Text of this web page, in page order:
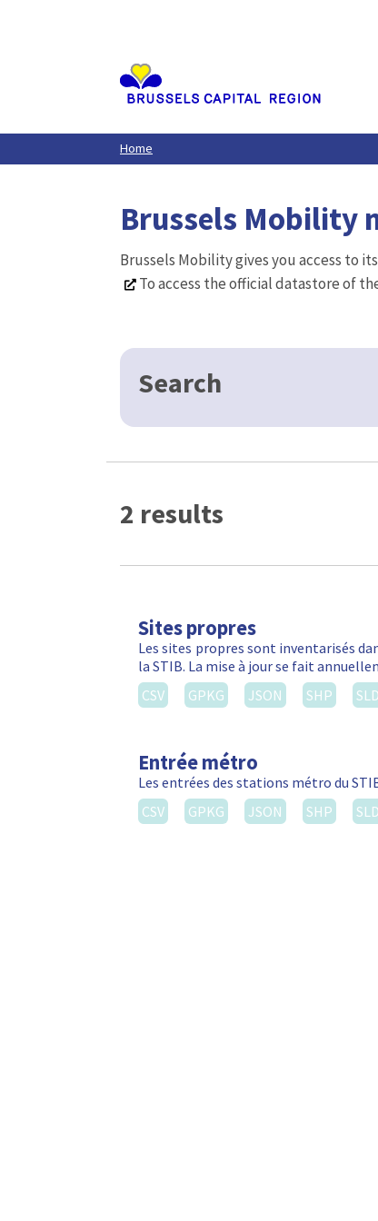
Home
Brussels Mobility
Brussels Mobility gives you access to
To access the official datastore of
Search
2 results
Sites propres
Les sites propres sont inventarisés
la STIB. La mise à jour se fait
CSV
GPKG JSON SHP SLD
Entrée métro
Les entrées des stations métro du
CSV
GPKG JSON SHP SLD